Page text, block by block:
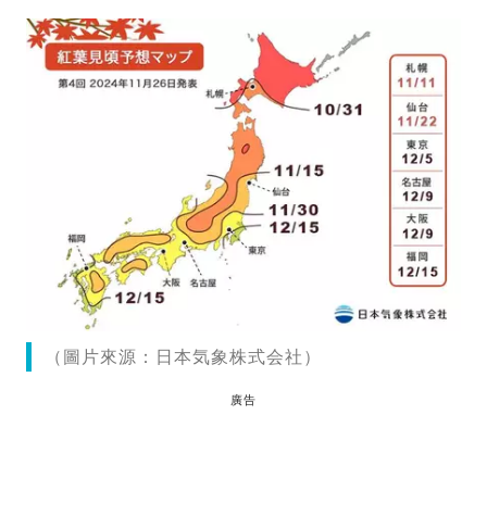
（圖片來源：日本気象株式会社）
廣告